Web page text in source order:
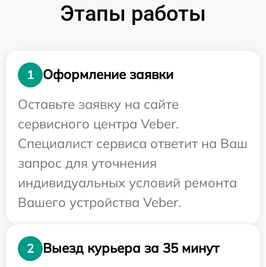
Этапы работы
1
Оформление заявки
Оставьте заявку на сайте
сервисного центра Veber.
Специалист сервиса ответит на Ваш
запрос для уточнения
индивидуальных условий ремонта
Вашего устройства Veber.
2 Выезд курьера за 35 минут